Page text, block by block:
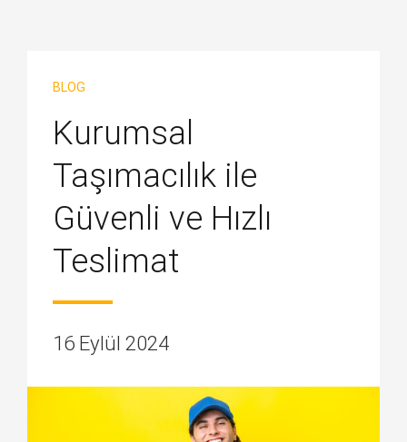
BLOG
Kurumsal
Taşımacılık ile
Güvenli ve Hızlı
Teslimat
16 Eylül 2024